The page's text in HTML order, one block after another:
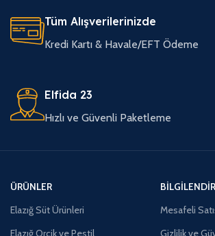
Tüm Alışverilerinizde
Kredi Kartı & Havale/EFT Ödeme
Elfida 23
Hızlı ve Güvenli Paketleme
ÜRÜNLER
Elazığ Süt Ürünleri
Elazığ Orcik ve Pestil
Mesafeli
Gizlilik ve